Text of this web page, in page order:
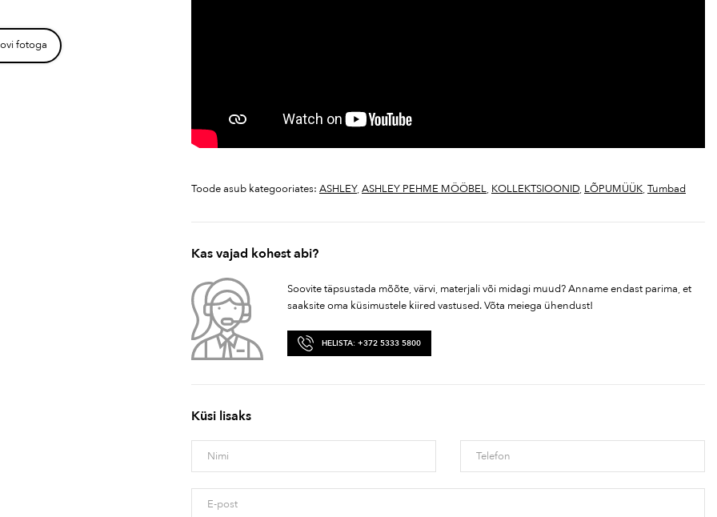
fotoga
Toode asub kategooriates: ASHLEY,ASHLEY PEHME MÖÖBEL, KOLLEKTSIOONID, LÕPUMÜÜK,Tumbad
Kas vajad kohest abi?
Soovite täpsustada mõõte, värvi, materjali või midagi muud? Anname endast parima, et
saaksite oma küsimustele kiired vastused. Võta meiega ühendust!
HELISTA: +372 5333 5800
Küsi lisaks